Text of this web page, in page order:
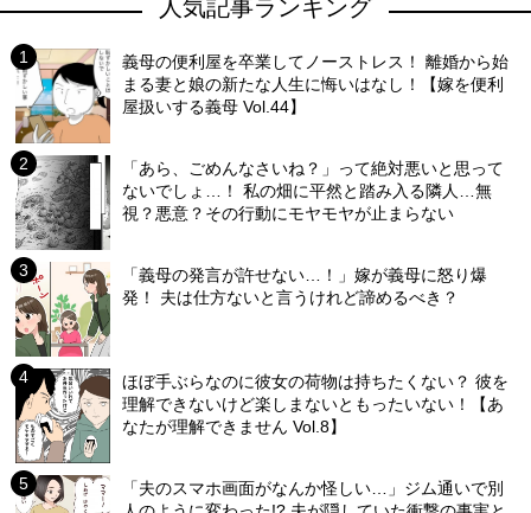
人気記事ランキング
義母の便利屋を卒業してノーストレス！ 離婚から始
まる妻と娘の新たな人生に悔いはなし！【嫁を便利
屋扱いする義母 Vol.44】
「あら、ごめんなさいね？」って絶対悪いと思って
ないでしょ…！ 私の畑に平然と踏み入る隣人…無
視？悪意？その行動にモヤモヤが止まらない
「義母の発言が許せない…！」嫁が義母に怒り爆
発！ 夫は仕方ないと言うけれど諦めるべき？
ほぼ手ぶらなのに彼女の荷物は持ちたくない？ 彼を
理解できないけど楽しまないともったいない！【あ
なたが理解できません Vol.8】
「夫のスマホ画面がなんか怪しい…」ジム通いで別